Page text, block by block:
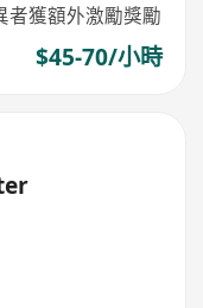
者獲額外激勵獎勵
$45-70/小時